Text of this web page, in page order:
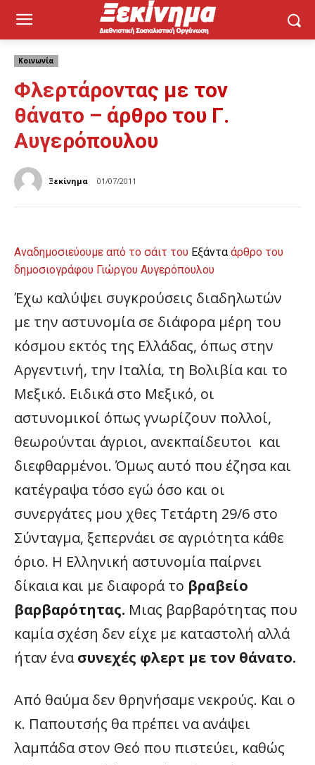
Κοινωνία
Φλερτάροντας με τον
θάνατο – άρθρο του Γ.
Αυγερόπουλου
Ξεκίνημα 01/07/2011
Αναδημοσιεύουμε από το σάιτ του Εξάνταάρθρο του
δημοσιογράφου Γιώργου Αυγερόπουλου
Έχω καλύψει συγκρούσεις διαδηλωτών
με την αστυνομία σε διάφορα μέρη του
κόσμου εκτός της Ελλάδας, όπως στην
Αργεντινή, την Ιταλία, τη Βολιβία και το
Μεξικό. Ειδικά στο Μεξικό, οι
αστυνομικοί όπως γνωρίζουν πολλοί,
θεωρούνται άγριοι, ανεκπαίδευτοι και
διεφθαρμένοι. Όμως αυτό που έζησα και
κατέγραψα τόσο εγώ όσο και οι
συνεργάτες μου χθες Τετάρτη 29/6 στο
Σύνταγμα, ξεπερνάει σε αγριότητα κάθε
όριο. Η Ελληνική αστυνομία παίρνει
δίκαια και με διαφορά το βραβείο
βαρβαρότητας. Μιας βαρβαρότητας που
καμία σχέση δεν είχε με καταστολή αλλά
ήταν ένασυνεχές φλερτ με τον θάνατο.
Από θαύμα δεν θρηνήσαμε νεκρούς. Και ο
κ. Παπουτσής θα πρέπει να ανάψει
λαμπάδα στον Θεό που πιστεύει, καθώς